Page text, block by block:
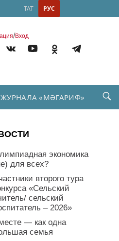
РУС
ТАТ
/Вход
«МӘГАРИФ»
экономика
для всех?
второго тура
«Сельский
сельский
– 2026»
— как одна
семья